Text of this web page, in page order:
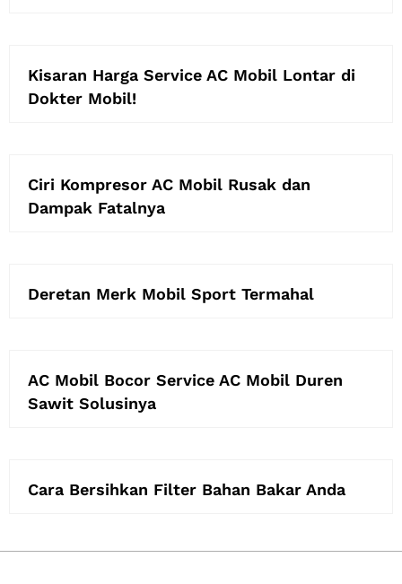
Kisaran Harga Service AC Mobil Lontar di
Dokter Mobil!
Ciri Kompresor AC Mobil Rusak dan
Dampak Fatalnya
Deretan Merk Mobil Sport Termahal
AC Mobil Bocor Service AC Mobil Duren
Sawit Solusinya
Cara Bersihkan Filter Bahan Bakar Anda